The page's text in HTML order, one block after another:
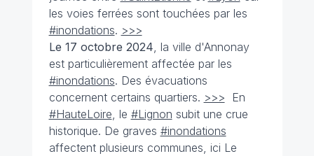
les voies ferrées sont touchées par les
#inondations. >>>
Le 17 octobre 2024 , la ville d'Annonay
est particulièrement affectée par les
#inondations. Des évacuations
concernent certains quartiers. >>> En
#HauteLoire , le #Lignon subit une crue
historique. De graves #inondations
affectent plusieurs communes, ici Le